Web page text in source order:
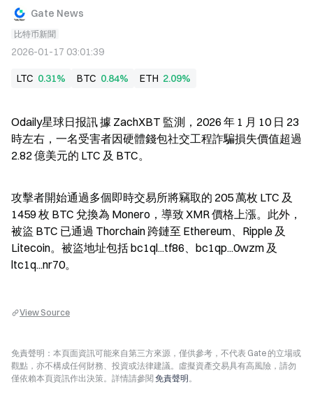
Gate News
比特币新聞
2026-01-17 03:01:39
LTC 0.31% BTC 0.84% ETH 2.09%
Odaily星球日报訊 據 ZachXBT 監測，2026 年 1 月 10 日 23
時左右，一名受害者因硬體錢包社交工程詐騙損失價值超過
2.82 億美元的 LTC 及 BTC。
攻擊者開始通過多個即時交易所將竊取的 205 萬枚 LTC 及
1459 枚 BTC 兌換為 Monero，導致 XMR 價格上漲。此外，
被盜 BTC 已通過 Thorchain 跨鏈至 Ethereum、Ripple 及
Litecoin。被盜地址包括 bc1ql...tf86、bc1qp...0wzm 及
ltc1q...nr70。
View Source
免責聲明：本頁面資訊可能來自第三方來源，僅供參考，不代表 Gate 的立場或
觀點，亦不構成任何財務、投資或法律建議。虛擬資產交易具有高風險，請勿
僅依賴本頁資訊作出決策。詳情請參閱 免責聲明。